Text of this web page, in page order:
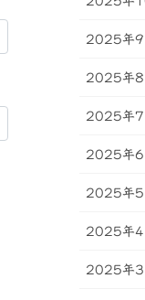
2025年9
2025年8
2025年7
2025年6
2025年5
2025年4
2025年3